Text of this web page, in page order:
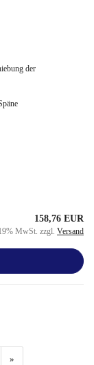
der
158,76 EUR
MwSt. zzgl. Versand
»